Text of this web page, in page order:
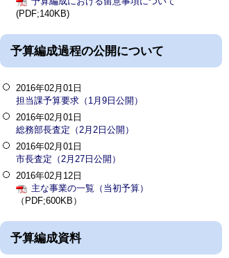
(PDF;140KB)
予算編成過程の公開について
2016年02月01日
担当課予算要求（1月9日公開）
2016年02月01日
総務部長査定（2月2日公開）
2016年02月01日
市長査定（2月27日公開）
2016年02月12日
主な事業の一覧（当初予算）
（PDF;600KB）
予算編成資料